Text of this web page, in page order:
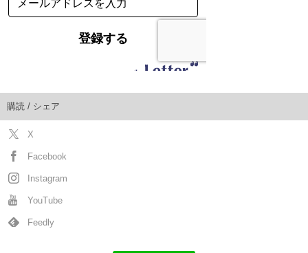
購読 / シェア
X
Facebook
Instagram
YouTube
Feedly